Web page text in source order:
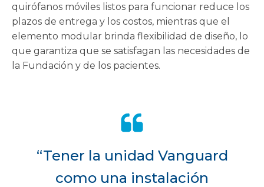
quirófanos móviles listos para funcionar reduce los
plazos de entrega y los costos, mientras que el
elemento modular brinda flexibilidad de diseño, lo
que garantiza que se satisfagan las necesidades de
la Fundación y de los pacientes.
“Tener la unidad Vanguard
como una instalación